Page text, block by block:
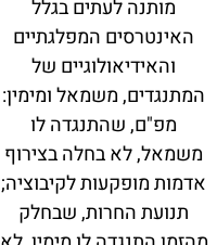
מותנה לעתים בגלל
האינטרסים המפלגתיים
והאידיאולוגיים של
המתנגדים, משמאל ומימין:
מפ"ם, שהתנגדה לו
משמאל, לא בחלה בצירוף
אדמות מופקעות לקיבוציה;
תנועת החרות, שבחלק